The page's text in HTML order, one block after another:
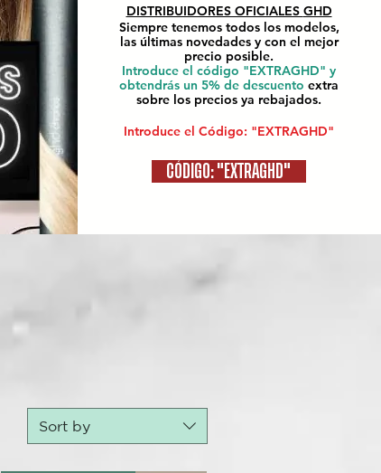
DISTRIBUIDORES OFICIALES GHD
Siempre tenemos todos los modelos,
las últimas novedades y con el mejor
precio posible.
Introduce el código "EXTRAGHD" y
obtendrás un 5% de descuento extra
sobre los precios ya rebajados.
Introduce el Código: "EXTRAGHD"
CÓDIGO: "EXTRAGHD"
Sort by